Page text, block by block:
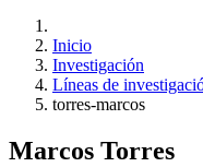
Inicio
Investigación
Líneas de
torres-marcos
Marcos Torres